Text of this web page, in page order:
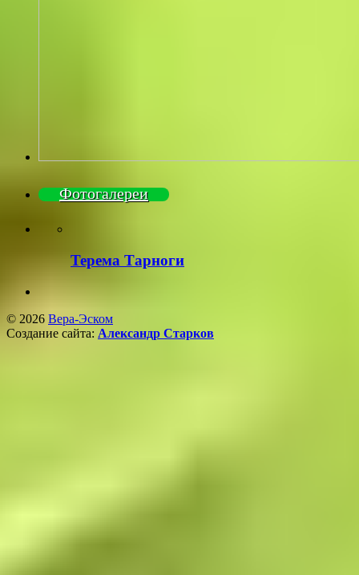
Фотогалереи
Терема Тарноги
© 2026 Вера-Эском
Создание сайта: Александр Старков